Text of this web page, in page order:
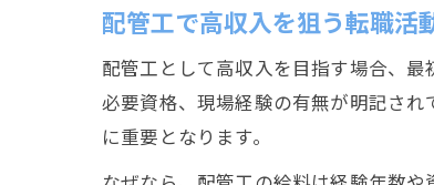
配管工で高収入を狙う転職活
配管工として高収入を目指す場合、
必要資格、現場経験の有無が明記さ
に重要となります。